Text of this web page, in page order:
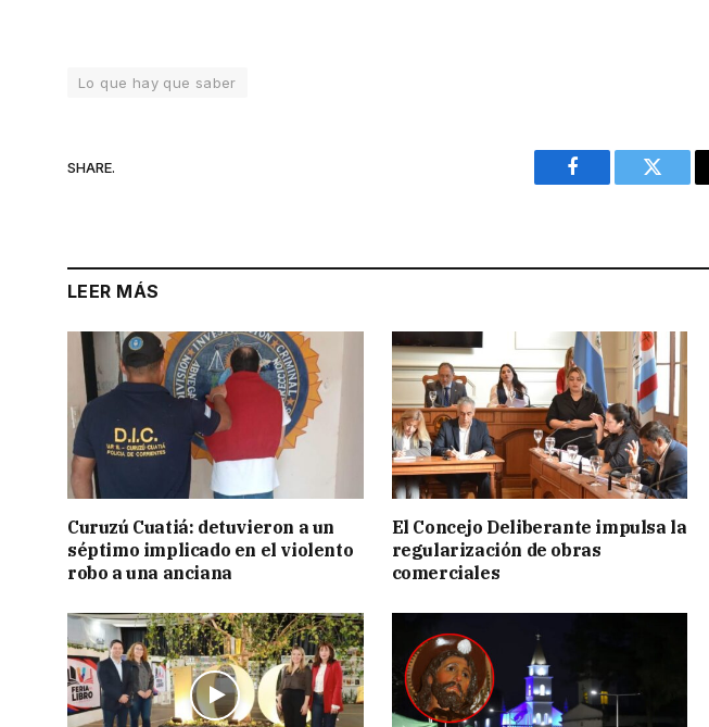
Lo que hay que saber
SHARE.
Facebook Twitter
LEER MÁS
Curuzú Cuatiá: detuvieron a un
séptimo implicado en el violento
robo a una anciana
El Concejo Deliberante impulsa la
regularización de obras
comerciales